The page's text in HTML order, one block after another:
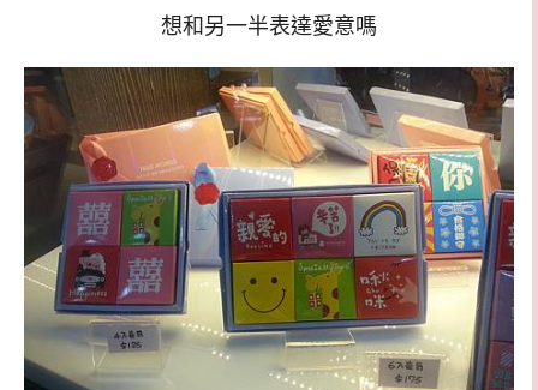
想和另一半表達愛意嗎